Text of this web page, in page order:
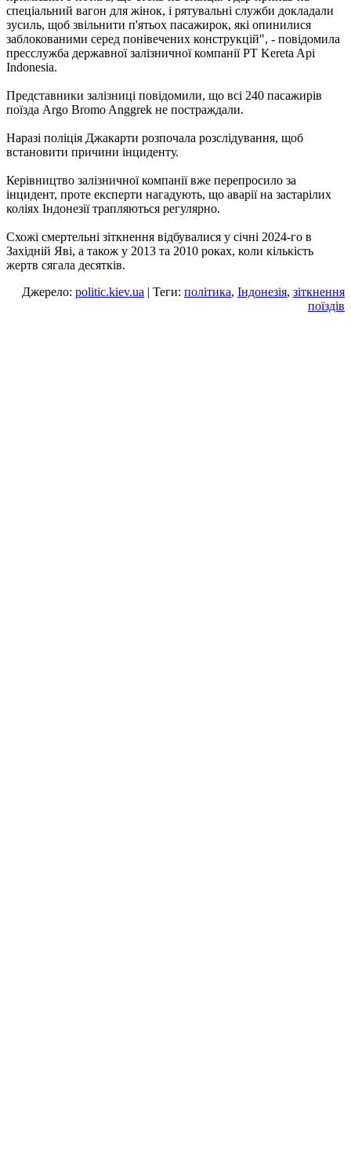
спеціальний вагон для жінок, і рятувальні служби докладали
зусиль, щоб звільнити п'ятьох пасажирок, які опинилися
заблокованими серед понівечених конструкцій", - повідомила
пресслужба державної залізничної компанії PT Kereta Api
Indonesia.
Представники залізниці повідомили, що всі 240 пасажирів
поїзда Argo Bromo Anggrek не постраждали.
Наразі поліція Джакарти розпочала розслідування, щоб
встановити причини інциденту.
Керівництво залізничної компанії вже перепросило за
інцидент, проте експерти нагадують, що аварії на застарілих
коліях Індонезії трапляються регулярно.
Схожі смертельні зіткнення відбувалися у січні 2024-го в
Західній Яві, а також у 2013 та 2010 роках, коли кількість
жертв сягала десятків.
Джерело: politic.kiev.ua | Теги: політика, Індонезія, зіткнення
поїздів